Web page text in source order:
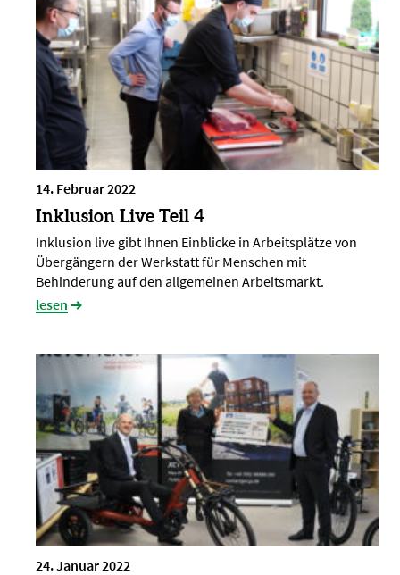
14. Februar 2022
Inklusion Live Teil 4
Inklusion live gibt Ihnen Einblicke in Arbeitsplätze von
Übergängern der Werkstatt für Menschen mit
Behinderung auf den allgemeinen Arbeitsmarkt.
lesen
24. Januar 2022